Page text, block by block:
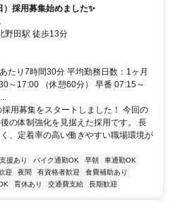
採用募集始めました✨
野田駅 徒歩13分
たり7時間30分 平均勤務日数：1ヶ月
～17:00 （休憩60分） 早番 07:15～
用募集をスタートしました！ 今回の
の体制強化を見据えた採用です。 長
、定着率の高い働きやすい職場環境が
援あり バイク通勤OK 早朝
車通勤OK
迎 夜間 有資格者歓迎
食費補助あり
育休あり 交通費支給 長期歓迎